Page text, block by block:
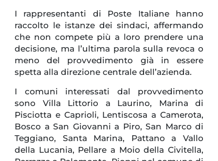
I rappresentanti di Poste Italiane hanno
raccolto le istanze dei sindaci, affermando
che non compete più a loro prendere una
decisione, ma l’ultima parola sulla revoca o
meno del provvedimento già in essere
spetta alla direzione centrale dell’azienda.
I comuni interessati dal provvedimento
sono Villa Littorio a Laurino, Marina di
Pisciotta e Caprioli, Lentiscosa a Camerota,
Bosco a San Giovanni a Piro, San Marco di
Teggiano, Santa Marina, Pattano a Vallo
della Lucania, Pellare a Moio della Civitella,